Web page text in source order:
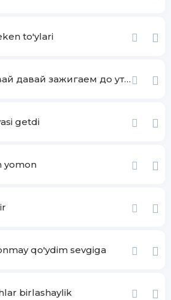
to'ylari
AIDA - Давай давай зажигаем до утра
getdi
yomon
qo'ydim sevgiga
birlashaylik